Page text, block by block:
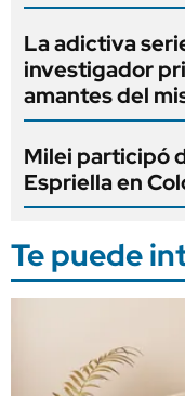
La adictiva
investigador
amantes del
Milei participó
Espriella en
Te puede